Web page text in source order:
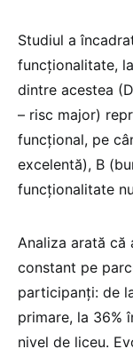
Studiul a
funcționalitate,
dintre acestea
– risc major)
funcțional, pe
excelentă), B
funcționalitate
Analiza arată că
constant pe
participanți: de
primare, la 36%
nivel de liceu.